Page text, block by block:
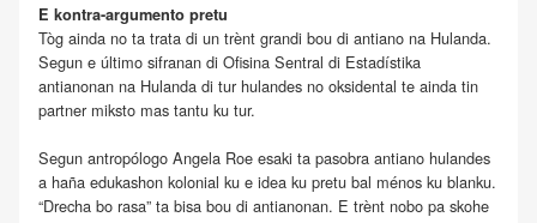
E kontra-argumento pretu
Tòg ainda no ta trata di un trènt grandi bou di antiano na Hulanda.
Segun e último sifranan di Ofisina Sentral di Estadístika
antianonan na Hulanda di tur hulandes no oksidental te ainda tin
partner miksto mas tantu ku tur.
Segun antropólogo Angela Roe esaki ta pasobra antiano hulandes
a haña edukashon kolonial ku e idea ku pretu bal ménos ku blanku.
“Drecha bo rasa” ta bisa bou di antianonan. E trènt nobo pa skohe